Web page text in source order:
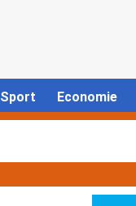
Sport Economie